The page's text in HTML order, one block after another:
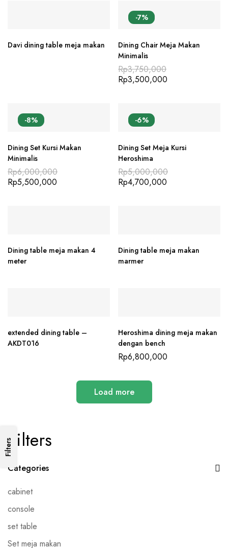
Filters
Categories
cabinet
console
set table
Set meja makan
Filters
Davi dining table meja makan
-7%
Dining Chair Meja Makan
Minimalis
Rp3,750,000
Rp3,500,000
-8%
Dining Set Kursi Makan
Minimalis
Rp6,000,000
Rp5,500,000
-6%
Dining Set Meja Kursi
Heroshima
Rp5,000,000
Rp4,700,000
Dining table meja makan 4
meter
Dining table meja makan
marmer
extended dining table –
AKDT016
Heroshima dining meja makan
dengan bench
Rp6,800,000
Load more